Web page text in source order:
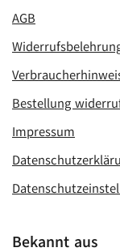
AGB
Bestellung
Impressum
Bekannt aus